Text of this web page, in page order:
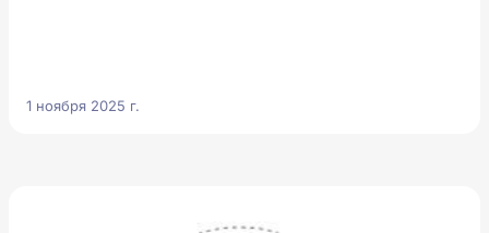
1 ноября 2025 г.